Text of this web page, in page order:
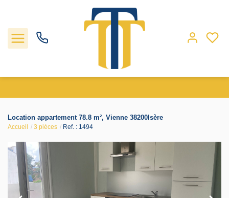
Gestion
Nos agences
Location appartement 78.8 m², Vienne 38200Isère
Accueil 3 pièces Ref. : 1494